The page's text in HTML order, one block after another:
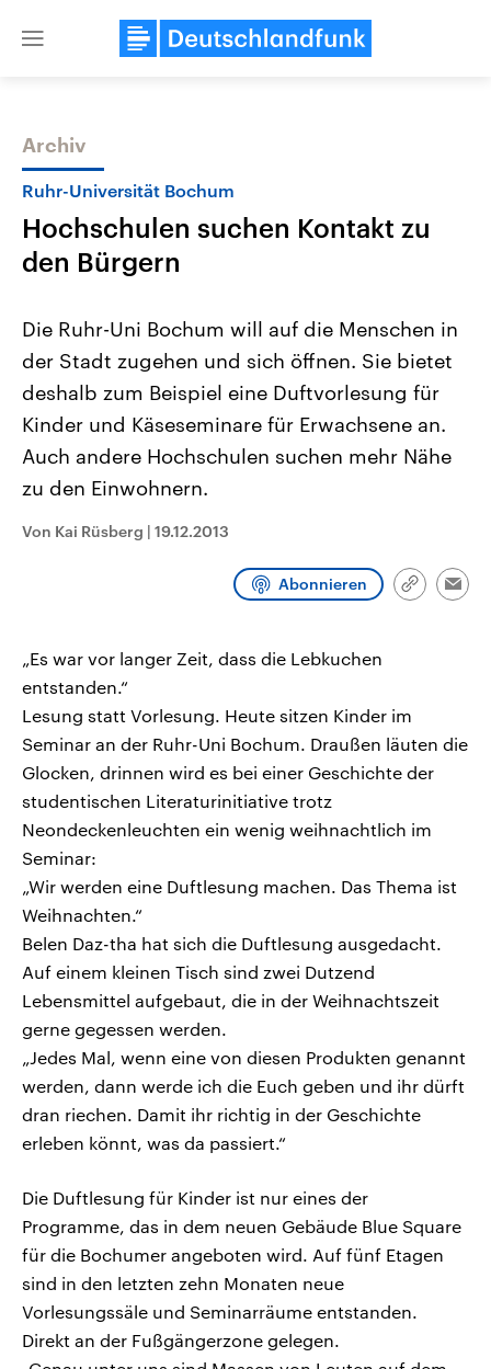
Close
Themen
Landtagswahl Sachsen-Anhalt
2026
Alle Informationen
Sachsen-Anhalt wählt am 6.
September 2026 einen neuen
Landtag. Seit 2021 wird das
Bundesland von einer Koalition aus
Umfragen, Prognosen,
Wahlprogramme, aktuelle Berichte
und Kandidaten der anstehenden
USA
Aktuelle Beiträge,
Hintergründe
Wirtschaftlich und
gehören die Vereinigten
den mächtigsten Ländern
Archiv
Ruhr-Universität Bochum
Hochschulen suchen Kontakt zu
den Bürgern
Die Ruhr-Uni Bochum will auf die Menschen in
der Stadt zugehen und sich öffnen. Sie bietet
deshalb zum Beispiel eine Duftvorlesung für
Kinder und Käseseminare für Erwachsene an.
Auch andere Hochschulen suchen mehr Nähe
zu den Einwohnern.
Von Kai Rüsberg | 19.12.2013
Abonnieren
Link
„Es war vor langer Zeit, dass die Lebkuchen
entstanden.“
Lesung statt Vorlesung. Heute sitzen Kinder im
Seminar an der Ruhr-Uni Bochum. Draußen läuten die
Glocken, drinnen wird es bei einer Geschichte der
studentischen Literaturinitiative trotz
Neondeckenleuchten ein wenig weihnachtlich im
Seminar:
„Wir werden eine Duftlesung machen. Das Thema ist
Weihnachten.“
Belen Daz-tha hat sich die Duftlesung ausgedacht.
Auf einem kleinen Tisch sind zwei Dutzend
Lebensmittel aufgebaut, die in der Weihnachtszeit
gerne gegessen werden.
„Jedes Mal, wenn eine von diesen Produkten genannt
werden, dann werde ich die Euch geben und ihr dürft
dran riechen. Damit ihr richtig in der Geschichte
erleben könnt, was da passiert.“
Die Duftlesung für Kinder ist nur eines der
Programme, das in dem neuen Gebäude Blue Square
für die Bochumer angeboten wird. Auf fünf Etagen
sind in den letzten zehn Monaten neue
Vorlesungssäle und Seminarräume entstanden.
Direkt an der Fußgängerzone gelegen.